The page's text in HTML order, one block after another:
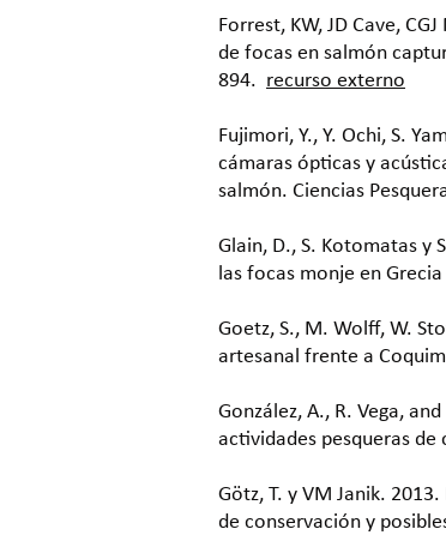
Forrest, KW, JD Cave,
de focas en salmón
894. recurso externo
Fujimori, Y., Y. Ochi, S.
cámaras ópticas y
salmón. Ciencias
Glain, D., S. Kotomatas y
las focas monje en
Goetz, S., M. Wolff, W.
artesanal frente a
González, A., R. Vega,
actividades pesqueras
Götz, T. y VM Janik.
de conservación y